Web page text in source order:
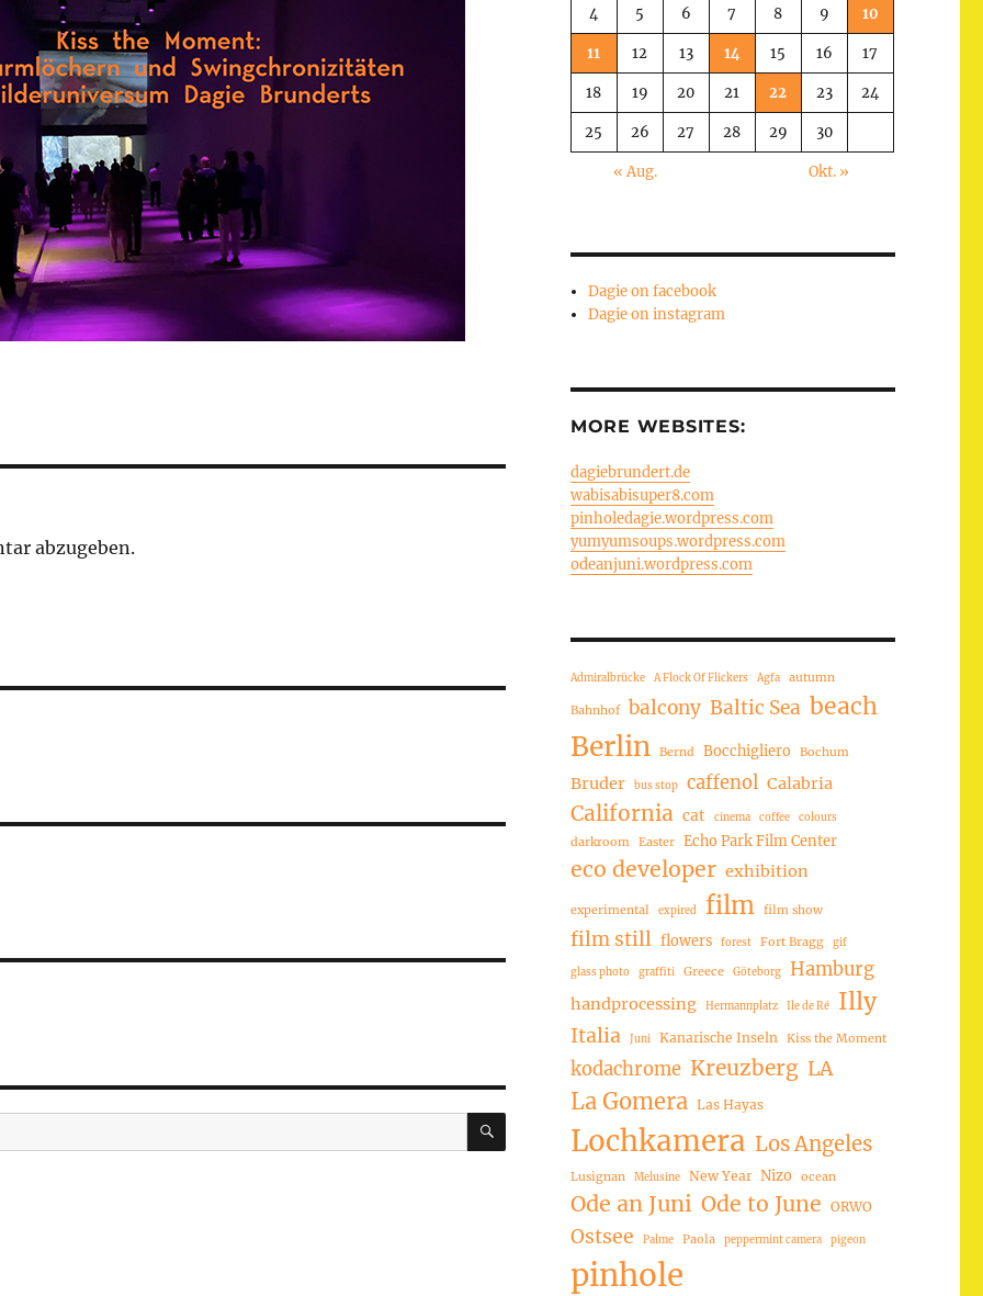
abzugeben.
SUCHEN
4 5 6 7 8 9 10
11 12 13 14 15 16 17
18 19 20 21 22 23 24
25 26 27 28 29 30
« Aug. Okt. »
Dagie on facebook
Dagie on instagram
MORE WEBSITES:
dagiebrundert.de
wabisabisuper8.com
pinholedagie.wordpress.com
yumyumsoups.wordpress.com
odeanjuni.wordpress.com
Admiralbrücke A Flock Of Flickers Agfa autumn
Bahnhof balcony Baltic Sea beach
Berlin Bernd Bocchigliero Bochum
Bruder bus stop caffenol Calabria
California cat cinema coffee colours
darkroom Easter Echo Park Film Center
eco developer exhibition
experimental expired film film show
film still flowers forest Fort Bragg gif
glass photo graffiti Greece Göteborg Hamburg
handprocessing Hermannplatz Ile de Ré Illy
Italia Juni Kanarische Inseln Kiss the Moment
kodachrome Kreuzberg LA
La Gomera Las Hayas
Lochkamera Los Angeles
Lusignan Melusine New Year Nizo ocean
Ode an Juni Ode to June ORWO
Ostsee Palme Paola peppermint camera pigeon
pinhole